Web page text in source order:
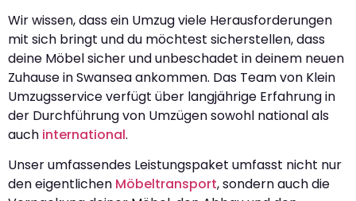
Wir wissen, dass ein Umzug viele Herausforderungen
mit sich bringt und du möchtest sicherstellen, dass
deine Möbel sicher und unbeschadet in deinem neuen
Zuhause in Swansea ankommen. Das Team von Klein
Umzugsservice verfügt über langjährige Erfahrung in
der Durchführung von Umzügen sowohl national als
auch international.
Unser umfassendes Leistungspaket umfasst nicht nur
den eigentlichen Möbeltransport, sondern auch die